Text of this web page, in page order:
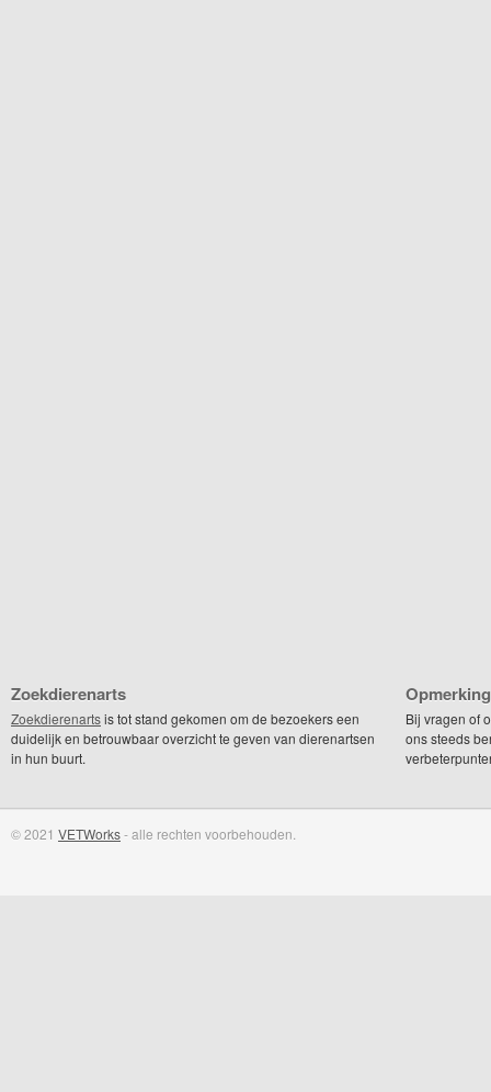
Zoekdierenarts
Zoekdierenartsis tot stand gekomen om de bezoekers een
duidelijk en betrouwbaar overzicht te geven van dierenartsen
in hun buurt.
Bij vragen of
ons steeds
© 2021 VETWorks- alle rechten voorbehouden.